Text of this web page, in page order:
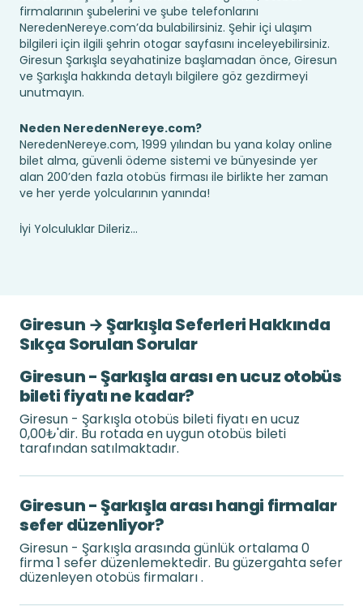
firmalarının şubelerini ve şube telefonlarını
NeredenNereye.com’da bulabilirsiniz. Şehir içi ulaşım
bilgileri için ilgili şehrin otogar sayfasını inceleyebilirsiniz.
Giresun Şarkışla seyahatinize başlamadan önce, Giresun
ve Şarkışla hakkında detaylı bilgilere göz gezdirmeyi
unutmayın.
Neden NeredenNereye.com?
NeredenNereye.com, 1999 yılından bu yana kolay online
bilet alma, güvenli ödeme sistemi ve bünyesinde yer
alan 200’den fazla otobüs firması ile birlikte her zaman
ve her yerde yolcularının yanında!
İyi Yolculuklar Dileriz...
Giresun → Şarkışla Seferleri Hakkında
Sıkça Sorulan Sorular
Giresun - Şarkışla arası en ucuz otobüs
bileti fiyatı ne kadar?
Giresun - Şarkışla otobüs bileti fiyatı en ucuz
0,00₺'dir. Bu rotada en uygun otobüs bileti
tarafından satılmaktadır.
Giresun - Şarkışla arası hangi firmalar
sefer düzenliyor?
Giresun - Şarkışla arasında günlük ortalama 0
firma 1 sefer düzenlemektedir. Bu güzergahta sefer
düzenleyen otobüs firmaları .